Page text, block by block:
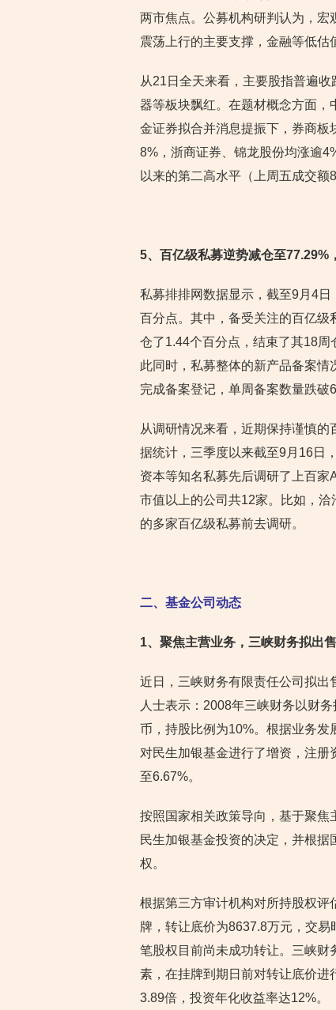
两市焦点。公募机构研判认为，宏
震荡上行的主要支撑，金融等低估
从21日全天来看，主要股指普遍
器等板块飘红。在题材概念方面，
金证券拟合并消息提振下，券商板
8%，浙商证券、锦龙股份均涨逾
以来的第二高水平（上周五成交额
5、百亿级私募逆势减仓至77.29%
私募排排网数据显示，截至9月4
百分点。其中，备受关注的百亿
仓了1.44个百分点，结束了其18
此同时，私募整体的新产品备案
完成备案登记，单周备案数量跌破
从调研情况来看，近期保持谨慎的
据统计，三季度以来截至9月16日
资本等知名私募先后调研了上百
市值以上的公司共12家。比如，
的多家百亿级私募前去调研。
二、基金公司动态
1、聚焦主营业务，三峡财务拟出
近日，三峡财务有限责任公司拟
人士表示：2008年三峡财务以财
币，持股比例为10%。根据业务
对民生加银基金进行了增资，注
至6.67%。
按照国家相关政策导向，基于聚
民生加银基金投资的决定，并根
权。
根据第三方审计机构对所持股权
牌，转让底价为8637.8万元，交
笔股权目前尚未成功转让。三峡财
素，在挂牌到期日前对转让底价
3.89倍，投资年化收益率达12%。